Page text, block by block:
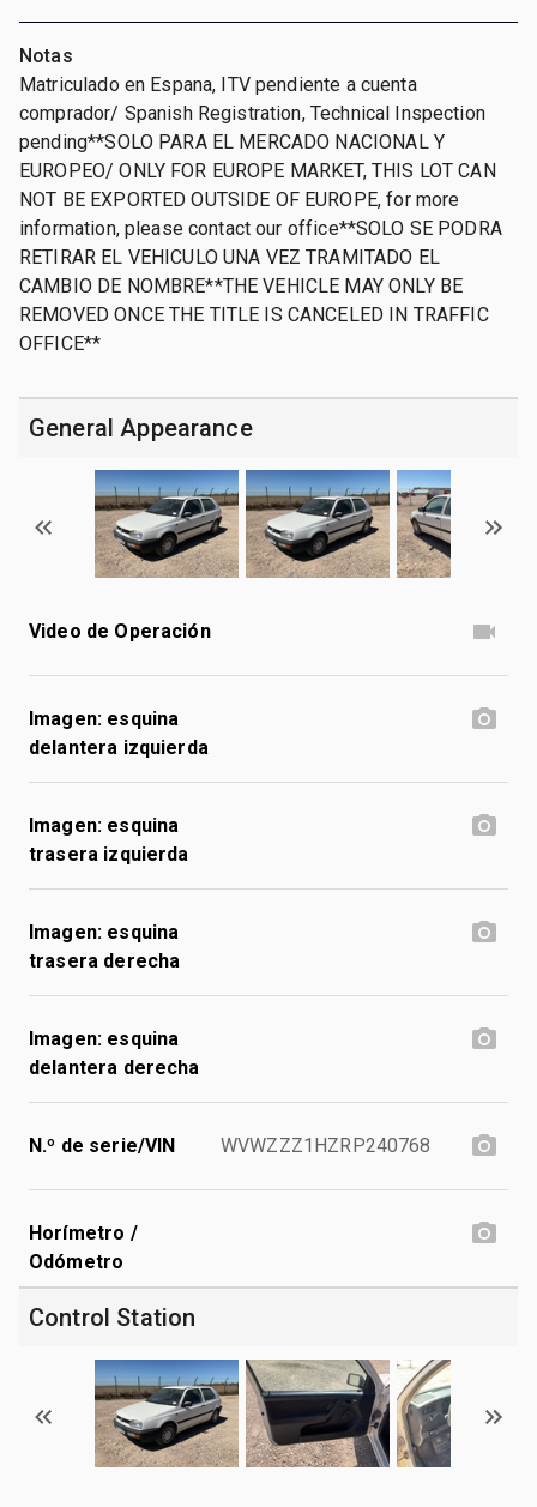
Notas
Matriculado en Espana, ITV pendiente a cuenta
comprador/ Spanish Registration, Technical Inspection
pending**SOLO PARA EL MERCADO NACIONAL Y
EUROPEO/ ONLY FOR EUROPE MARKET, THIS LOT CAN
NOT BE EXPORTED OUTSIDE OF EUROPE, for more
information, please contact our office**SOLO SE PODRA
RETIRAR EL VEHICULO UNA VEZ TRAMITADO EL
CAMBIO DE NOMBRE**THE VEHICLE MAY ONLY BE
REMOVED ONCE THE TITLE IS CANCELED IN TRAFFIC
OFFICE**
General Appearance
Video de Operación
Imagen: esquina
delantera izquierda
Imagen: esquina
trasera izquierda
Imagen: esquina
trasera derecha
Imagen: esquina
delantera derecha
N.º de serie/VIN WVWZZZ1HZRP240768
Horímetro /
Odómetro
Control Station